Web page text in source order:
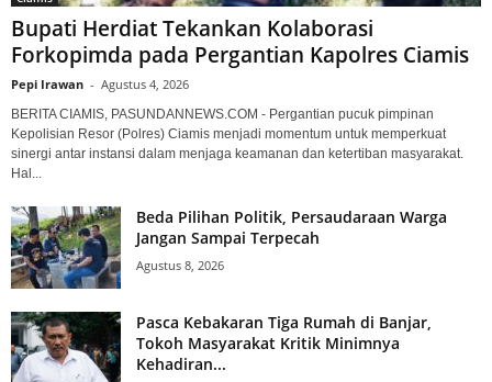
Bupati Herdiat Tekankan Kolaborasi
Forkopimda pada Pergantian Kapolres Ciamis
Pepi Irawan - Agustus 4, 2026
BERITA CIAMIS, PASUNDANNEWS.COM - Pergantian pucuk pimpinan
Kepolisian Resor (Polres) Ciamis menjadi momentum untuk memperkuat
sinergi antar instansi dalam menjaga keamanan dan ketertiban masyarakat.
Hal...
Beda Pilihan Politik, Persaudaraan Warga
Jangan Sampai Terpecah
Agustus 8, 2026
Pasca Kebakaran Tiga Rumah di Banjar,
Tokoh Masyarakat Kritik Minimnya
Kehadiran...